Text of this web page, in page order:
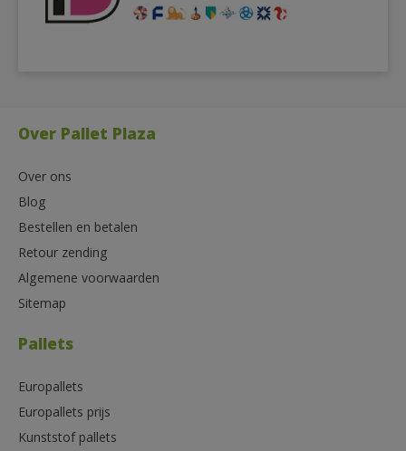
Over Pallet Plaza
Over ons
Blog
Bestellen en betalen
Retour zending
Algemene voorwaarden
Sitemap
Pallets
Europallets
Europallets prijs
Kunststof pallets